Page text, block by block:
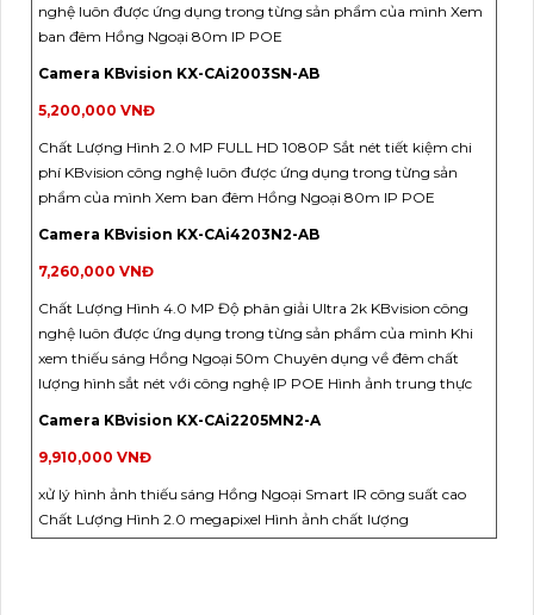
nghệ luôn được ứng dụng trong từng sản phẩm của mình Xem
ban đêm Hồng Ngoại 80m IP POE
Camera KBvision KX-CAi2003SN-AB
5,200,000 VNĐ
Chất Lượng Hình 2.0 MP FULL HD 1080P Sắt nét tiết kiệm chi
phí KBvision công nghệ luôn được ứng dụng trong từng sản
phẩm của mình Xem ban đêm Hồng Ngoại 80m IP POE
Camera KBvision KX-CAi4203N2-AB
7,260,000 VNĐ
Chất Lượng Hình 4.0 MP Độ phân giải Ultra 2k KBvision công
nghệ luôn được ứng dụng trong từng sản phẩm của mình Khi
xem thiếu sáng Hồng Ngoại 50m Chuyên dụng về đêm chất
lượng hình sắt nét với công nghệ IP POE Hình ảnh trung thực
Camera KBvision KX-CAi2205MN2-A
9,910,000 VNĐ
xử lý hình ảnh thiếu sáng Hồng Ngoại Smart IR công suất cao
Chất Lượng Hình 2.0 megapixel Hình ảnh chất lượng